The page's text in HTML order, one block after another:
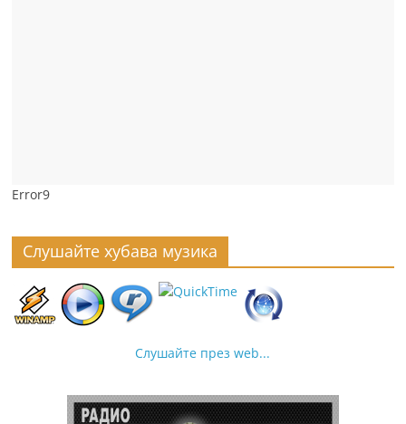
Error9
Слушайте хубава музика
Слушайте през web...